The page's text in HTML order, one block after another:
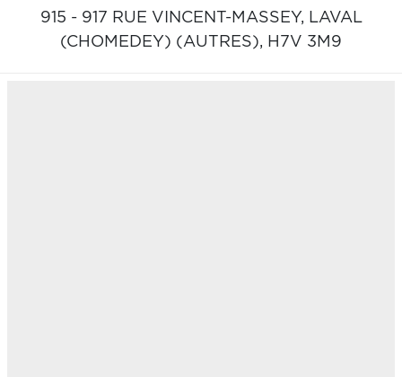
915 - 917 RUE VINCENT-MASSEY, LAVAL
(CHOMEDEY) (AUTRES), H7V 3M9